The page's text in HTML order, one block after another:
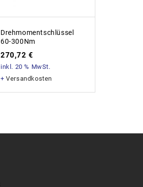
Drehmomentschlüssel
60-300Nm
270,72€
inkl. 20 % MwSt.
+Versandkosten